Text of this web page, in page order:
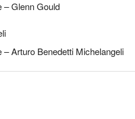
– Glenn Gould
Arturo Benedetti Michelangeli